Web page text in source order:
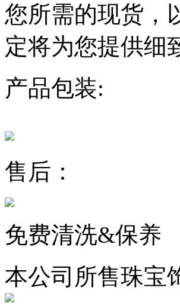
您所需的现货，
定将为您提供细
产品包装:
售后：
免费清洗&保养
本公司所售珠宝